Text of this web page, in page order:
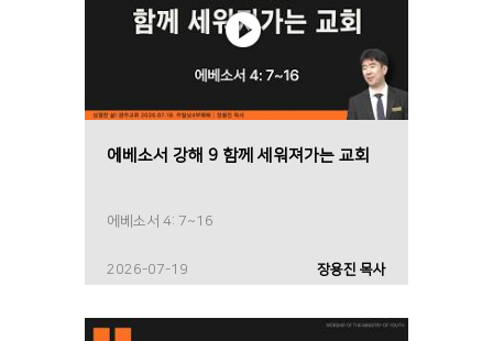
에베소서 강해 9 함께 세워져가는 교회
에베소서 4: 7~16
2026-07-19 장용진 목사